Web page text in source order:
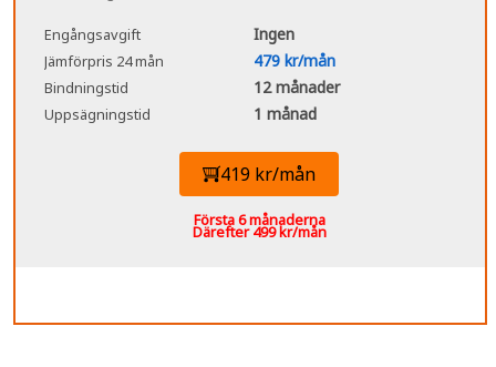
Engångsavgift Ingen
Jämförpris 24 mån 479 kr/mån
Bindningstid 12 månader
Uppsägningstid 1 månad
419 kr/mån
Första 6 månaderna
Därefter 499 kr/mån